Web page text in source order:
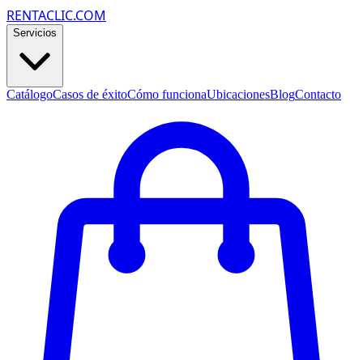
RENTACLIC.COM
Servicios
CatálogoCasos de éxitoCómo funcionaUbicacionesBlogContacto